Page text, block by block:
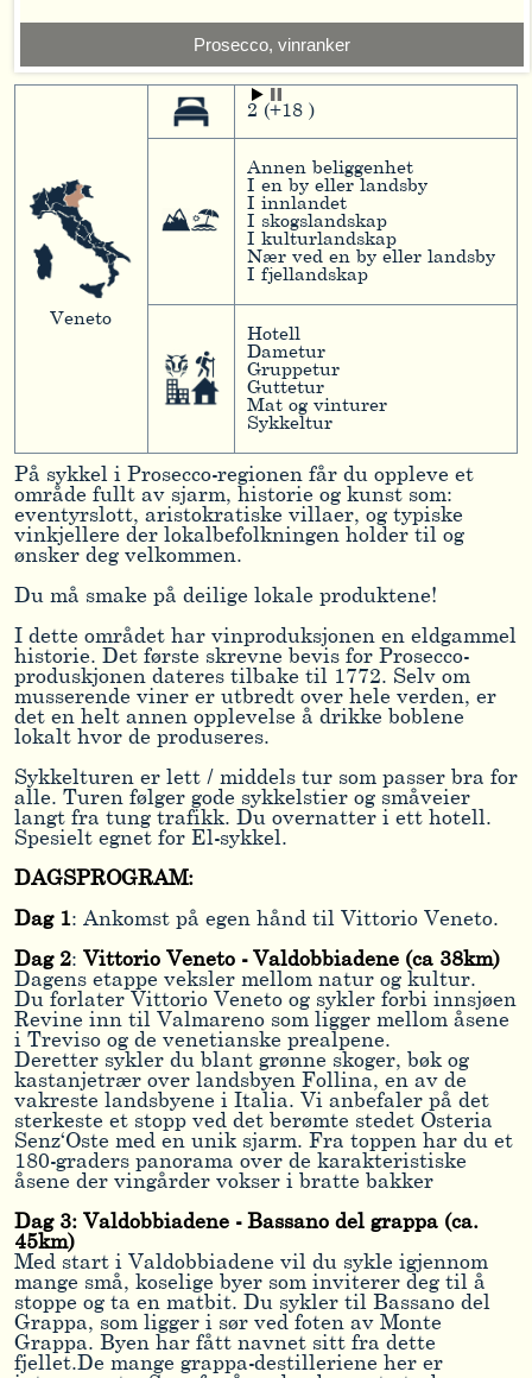
Prosecco, vinranker
Veneto
2 (+18 )
Annen beliggenhet
I en by eller landsby
I innlandet
I skogslandskap
I kulturlandskap
Nær ved en by eller landsby
I fjellandskap
Hotell
Dametur
Gruppetur
Guttetur
Mat og vinturer
Sykkeltur
På sykkel i Prosecco-regionen får du oppleve et
område fullt av sjarm, historie og kunst som:
eventyrslott, aristokratiske villaer, og typiske
vinkjellere der lokalbefolkningen holder til og
ønsker deg velkommen.
Du må smake på deilige lokale produktene!
I dette området har vinproduksjonen en eldgammel
historie. Det første skrevne bevis for Prosecco-
produskjonen dateres tilbake til 1772. Selv om
musserende viner er utbredt over hele verden, er
det en helt annen opplevelse å drikke boblene
lokalt hvor de produseres.
Sykkelturen er lett / middels tur som passer bra for
alle. Turen følger gode sykkelstier og småveier
langt fra tung trafikk. Du overnatter i ett hotell.
Spesielt egnet for El-sykkel.
DAGSPROGRAM:
Dag 1: Ankomst på egen hånd til Vittorio Veneto.
Dag 2: Vittorio Veneto - Valdobbiadene (ca 38km)
Dagens etappe veksler mellom natur og kultur.
Du forlater Vittorio Veneto og sykler forbi innsjøen
Revine inn til Valmareno som ligger mellom åsene
i Treviso og de venetianske prealpene.
Deretter sykler du blant grønne skoger, bøk og
kastanjetrær over landsbyen Follina, en av de
vakreste landsbyene i Italia. Vi anbefaler på det
sterkeste et stopp ved det berømte stedet Osteria
Senz‘Oste med en unik sjarm. Fra toppen har du et
180-graders panorama over de karakteristiske
åsene der vingårder vokser i bratte bakker
Dag 3: Valdobbiadene - Bassano del grappa (ca.
45km)
Med start i Valdobbiadene vil du sykle igjennom
mange små, koselige byer som inviterer deg til å
stoppe og ta en matbit. Du sykler til Bassano del
Grappa, som ligger i sør ved foten av Monte
Grappa. Byen har fått navnet sitt fra dette
fjellet.De mange grappa-destilleriene her er